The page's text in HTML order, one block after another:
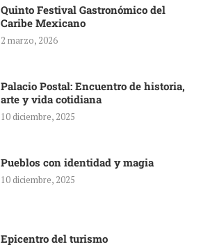
Quinto Festival Gastronómico del
Caribe Mexicano
2 marzo, 2026
Palacio Postal: Encuentro de historia,
arte y vida cotidiana
10 diciembre, 2025
Pueblos con identidad y magia
10 diciembre, 2025
Epicentro del turismo